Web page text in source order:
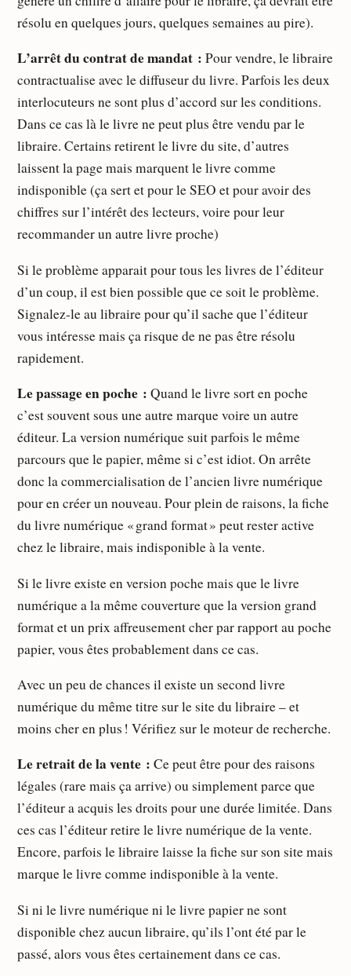
résolu en quelques jours, quelques semaines au pire).
L’arrêt du contrat de mandat : Pour vendre, le libraire
contractualise avec le diffuseur du livre. Parfois les deux
interlocuteurs ne sont plus d’accord sur les conditions.
Dans ce cas là le livre ne peut plus être vendu par le
libraire. Certains retirent le livre du site, d’autres
laissent la page mais marquent le livre comme
indisponible (ça sert et pour le SEO et pour avoir des
chiffres sur l’intérêt des lecteurs, voire pour leur
recommander un autre livre proche)
Si le problème apparait pour tous les livres de l’éditeur
d’un coup, il est bien possible que ce soit le problème.
Signalez-le au libraire pour qu’il sache que l’éditeur
vous intéresse mais ça risque de ne pas être résolu
rapidement.
Le passage en poche : Quand le livre sort en poche
c’est souvent sous une autre marque voire un autre
éditeur. La version numérique suit parfois le même
parcours que le papier, même si c’est idiot. On arrête
donc la commercialisation de l’ancien livre numérique
pour en créer un nouveau. Pour plein de raisons, la fiche
du livre numérique « grand format » peut rester active
chez le libraire, mais indisponible à la vente.
Si le livre existe en version poche mais que le livre
numérique a la même couverture que la version grand
format et un prix affreusement cher par rapport au poche
papier, vous êtes probablement dans ce cas.
Avec un peu de chances il existe un second livre
numérique du même titre sur le site du libraire – et
moins cher en plus ! Vérifiez sur le moteur de recherche.
Le retrait de la vente : Ce peut être pour des raisons
légales (rare mais ça arrive) ou simplement parce que
l’éditeur a acquis les droits pour une durée limitée. Dans
ces cas l’éditeur retire le livre numérique de la vente.
Encore, parfois le libraire laisse la fiche sur son site mais
marque le livre comme indisponible à la vente.
Si ni le livre numérique ni le livre papier ne sont
disponible chez aucun libraire, qu’ils l’ont été par le
passé, alors vous êtes certainement dans ce cas.